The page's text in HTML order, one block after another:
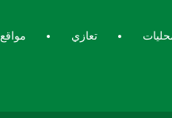
تعازي مواقع